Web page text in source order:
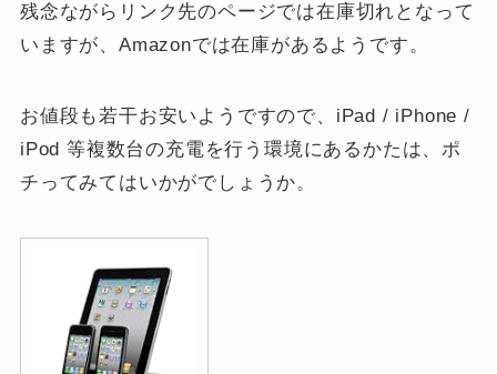
残念ながらリンク先のページでは在庫切れとなって
いますが、Amazonでは在庫があるようです。
お値段も若干お安いようですので、iPad / iPhone /
iPod 等複数台の充電を行う環境にあるかたは、ポ
チってみてはいかがでしょうか。